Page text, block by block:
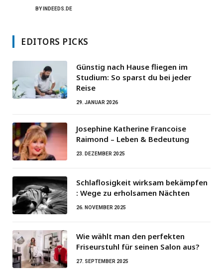
BY INDEEDS.DE
EDITORS PICKS
Günstig nach Hause fliegen im
Studium: So sparst du bei jeder
Reise
29. JANUAR 2026
Josephine Katherine Francoise
Raimond – Leben & Bedeutung
23. DEZEMBER 2025
Schlaflosigkeit wirksam bekämpfen
: Wege zu erholsamen Nächten
26. NOVEMBER 2025
Wie wählt man den perfekten
Friseurstuhl für seinen Salon aus?
27. SEPTEMBER 2025